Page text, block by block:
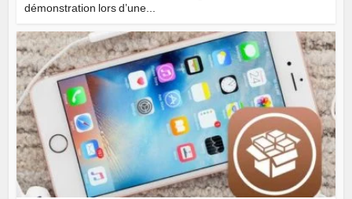
démonstration lors d’une...